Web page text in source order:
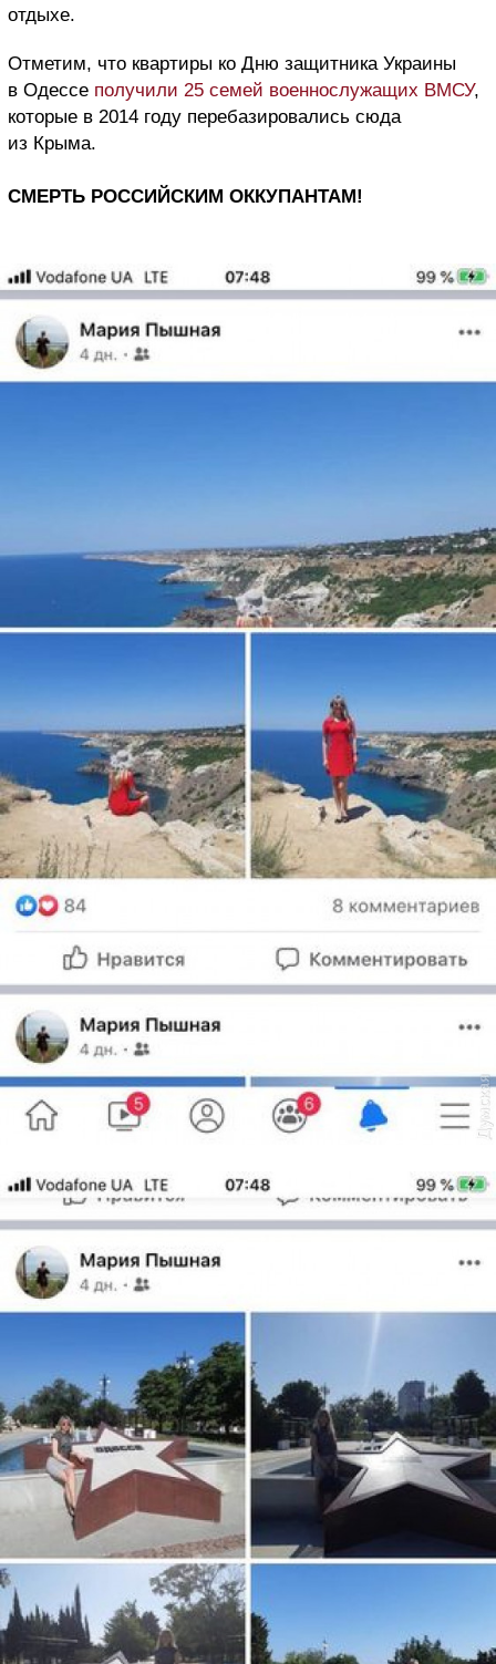
отдыхе.
Отметим, что квартиры ко Дню защитника Украины
в Одессе получили 25 семей военнослужащих ВМСУ,
которые в 2014 году перебазировались сюда
из Крыма.
СМЕРТЬ РОССИЙСКИМ ОККУПАНТАМ!